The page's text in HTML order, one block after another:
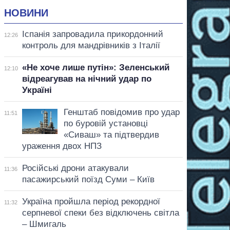
НОВИНИ
12:26
Іспанія запровадила прикордонний
контроль для мандрівників з Італії
12:10
«Не хоче лише путін»: Зеленський
відреагував на нічний удар по
Україні
11:51
Генштаб повідомив про удар
по буровій установці
«Сиваш» та підтвердив
ураження двох НПЗ
11:36
Російські дрони атакували
пасажирський поїзд Суми – Київ
11:32
Україна пройшла період рекордної
серпневої спеки без відключень світла
– Шмигаль